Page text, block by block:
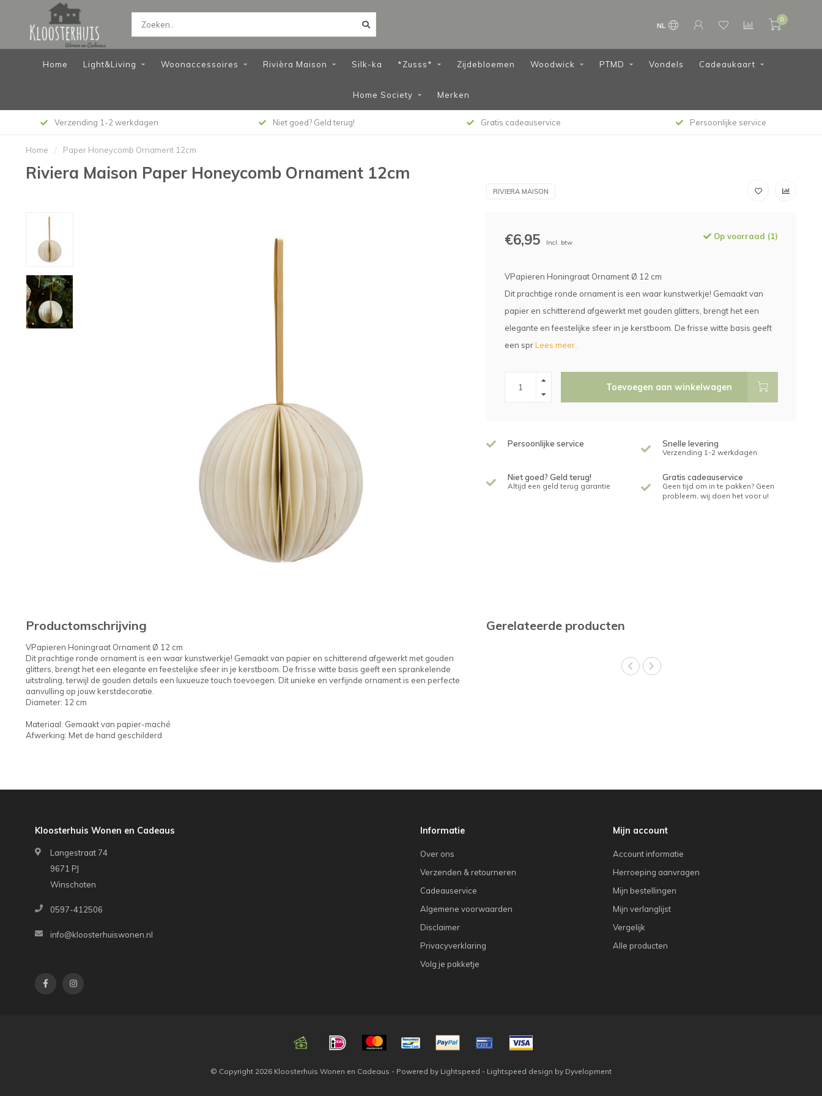
NL
0
Home Light&Living Woonaccessoires Rivièra Maison Silk-ka *Zusss* Zijdebloemen Woodwick PTMD Vondels Cadeaukaart
Home Society Merken
Verzending 1-2 werkdagen Niet goed? Geld terug! Gratis cadeauservice Persoonlijke service
Home / Paper Honeycomb Ornament 12cm
Riviera Maison Paper Honeycomb Ornament 12cm
RIVIERA MAISON
€6,95 Incl. btw
Op voorraad (1)
VPapieren Honingraat Ornament Ø 12 cm
Dit prachtige ronde ornament is een waar kunstwerkje! Gemaakt van
papier en schitterend afgewerkt met gouden glitters, brengt het een
elegante en feestelijke sfeer in je kerstboom. De frisse witte basis geeft
een sprLees meer..
Toevoegen aan winkelwagen
Persoonlijke service Snelle levering
Verzending 1-2 werkdagen
Niet goed? Geld terug!
Altijd een geld terug garantie
Gratis cadeauservice
Geen tijd om in te pakken? Geen
probleem, wij doen het voor u!
Productomschrijving
VPapieren Honingraat Ornament Ø 12 cm
Dit prachtige ronde ornament is een waar kunstwerkje! Gemaakt van papier en schitterend afgewerkt met gouden
glitters, brengt het een elegante en feestelijke sfeer in je kerstboom. De frisse witte basis geeft een sprankelende
uitstraling, terwijl de gouden details een luxueuze touch toevoegen. Dit unieke en verfijnde ornament is een perfecte
aanvulling op jouw kerstdecoratie.
Diameter: 12 cm
Materiaal: Gemaakt van papier-maché
Afwerking: Met de hand geschilderd
Gerelateerde producten
Kloosterhuis Wonen en Cadeaus
Langestraat 74
9671 PJ
Winschoten
0597-412506
info@kloosterhuiswonen.nl
Informatie
Over ons
Verzenden & retourneren
Cadeauservice
Algemene voorwaarden
Disclaimer
Privacyverklaring
Volg je pakketje
Mijn account
Account informatie
Herroeping aanvragen
Mijn bestellingen
Mijn verlanglijst
Vergelijk
Alle producten
© Copyright 2026 Kloosterhuis Wonen en Cadeaus - Powered by Lightspeed - Lightspeed design by Dyvelopment